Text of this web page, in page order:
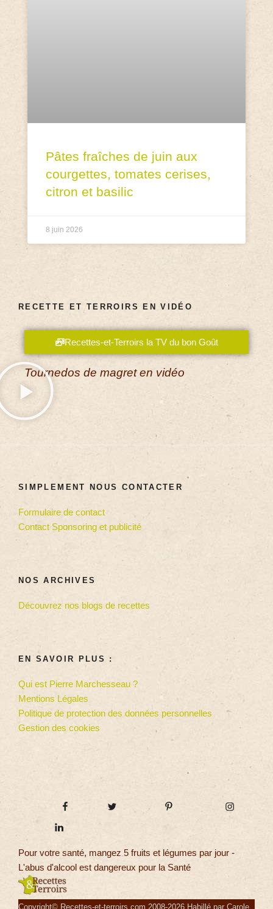
Pâtes fraîches de juin aux
courgettes, tomates cerises,
citron et basilic
8 juin 2026
RECETTE ET TERROIRS EN VIDÉO
Recettes-et-Terroirs la TV du bon Goût
Tournedos de magret en vidéo
SIMPLEMENT NOUS CONTACTER
Formulaire de contact
Contact Sponsoring et publicité
NOS ARCHIVES
Découvrez nos blogs de recettes
EN SAVOIR PLUS :
Qui est Pierre Marchesseau ?
Mentions Légales
Politique de protection des données personnelles
Gestion des cookies
Pour votre santé, mangez 5 fruits et légumes par jour -
L'abus d'alcool est dangereux pour la Santé
Copyright© Recettes-et-terroirs.com 2008-2026 Habillé par Carole